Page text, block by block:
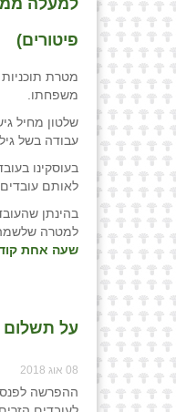
פיטורים)
מטרת
משפחתו.
שלטון מחיל
עבודה בשל
בעוסקינו
לאותם
בהינתן
למטרה
שעה אחת
על תשלום
08 אוג 2018
ההפרשה